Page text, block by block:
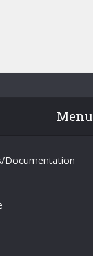
Menu
Documentation